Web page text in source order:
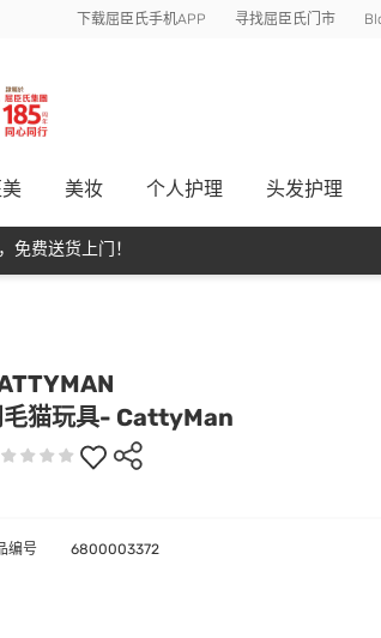
下载屈臣氏手机APP 寻找屈臣氏门市
美妆 个人护理 头发护理
费送货上门！
毛猫玩具- CattyMan
编号 6800003372